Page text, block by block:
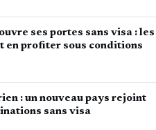
ses portes sans visa : les
en profiter sous conditions
: un nouveau pays rejoint
sans visa